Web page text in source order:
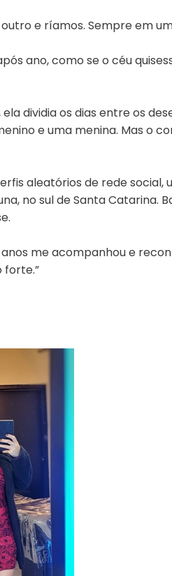
e ríamos. Sempre em
ano, como se o céu
ela dividia os dias entre os
e uma menina. Mas o
aleatórios de rede social,
no sul de Santa Catarina.
anos me acompanhou e
forte.”